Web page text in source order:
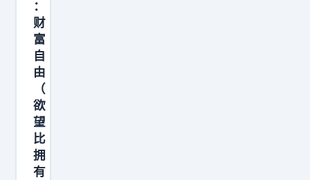
看
数
据
看
概
率
，
不
要
：
财
富
自
由
（
欲
望
比
拥
有